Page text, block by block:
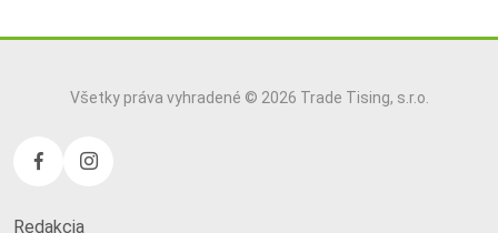
Všetky práva vyhradené © 2026 Trade Tising, s.r.o.
Redakcia